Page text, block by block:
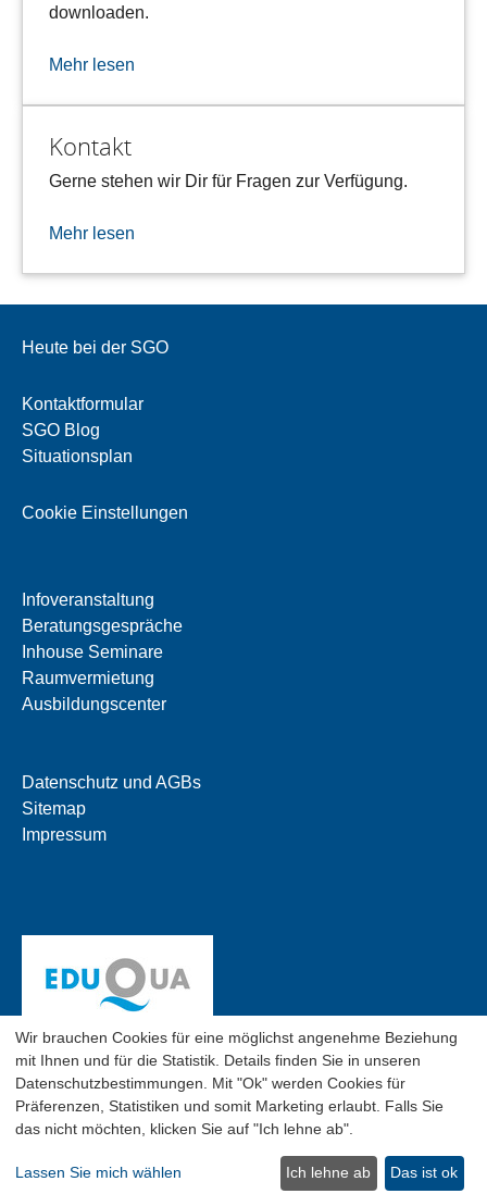
downloaden.
Mehr lesen
Kontakt
Gerne stehen wir Dir für Fragen zur Verfügung.
Mehr lesen
Heute bei der SGO
Kontaktformular
SGO Blog
Situationsplan
Cookie Einstellungen
Infoveranstaltung
Beratungsgespräche
Inhouse Seminare
Raumvermietung
Ausbildungscenter
Datenschutz und AGBs
Sitemap
Impressum
© 2026 SGO Business School, Flughofstr. 50, CH-8152
Glattbrugg, Tel. 044 809 11 44,
info[at]sgo.ch
Wir brauchen Cookies für eine möglichst angenehme Beziehung
mit Ihnen und für die Statistik. Details finden Sie in unseren
Datenschutzbestimmungen. Mit "Ok" werden Cookies für
Präferenzen, Statistiken und somit Marketing erlaubt. Falls Sie
das nicht möchten, klicken Sie auf "Ich lehne ab".
Lassen Sie mich wählen Ich lehne ab Das ist ok